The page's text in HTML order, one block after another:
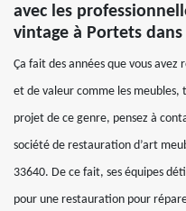
avec les
vintage à Portets dans
Ça fait des années que vous
et de valeur comme les meubles,
projet de ce genre, pensez à
société de restauration d’art
33640. De ce fait, ses équipes
pour une restauration pour